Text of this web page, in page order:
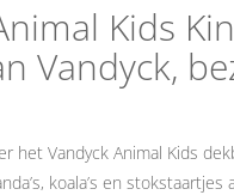
Kids
Vandyck,
het Vandyck Animal Kids
koala’s en